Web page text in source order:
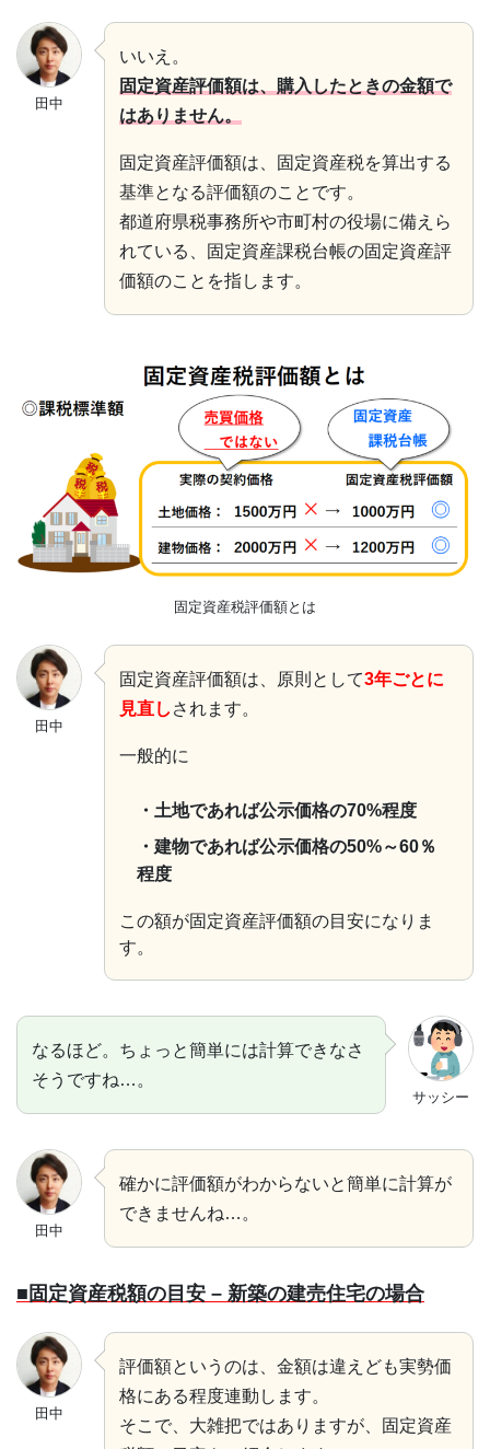
田中
いいえ。
固定資産評価額は、購入したときの金額で
はありません。
固定資産評価額は、固定資産税を算出する
基準となる評価額のことです。
都道府県税事務所や市町村の役場に備えら
れている、固定資産課税台帳の固定資産評
価額のことを指します。
固定資産税評価額とは
田中
固定資産評価額は、原則として3年ごとに
見直し されます。
一般的に
・土地であれば公示価格の70%程度
・建物であれば公示価格の50%～60％
程度
この額が固定資産評価額の目安になりま
す。
サッシー
なるほど。ちょっと簡単には計算できなさ
そうですね…。
田中
確かに評価額がわからないと簡単に計算が
できませんね…。
■固定資産税額の目安 – 新築の建売住宅の場合
田中
評価額というのは、金額は違えども実勢価
格にある程度連動します。
そこで、大雑把ではありますが、固定資産